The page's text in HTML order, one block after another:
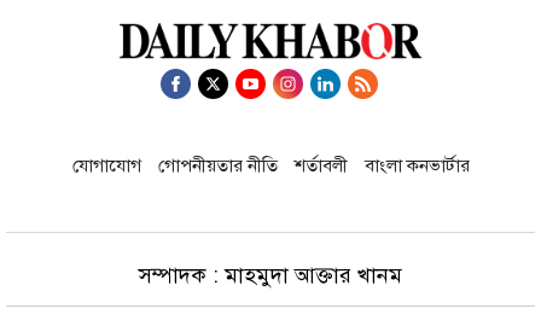
অধ্যাপক রবার্ট পেপের বিশ্লেষণ: ইরান
ইস্যুতে উত্তেজনা বাড়ানোর ফাঁদে পড়েছেন
বাংলাদেশের খেলা কখন
যোগাযোগ গোপনীয়তার নীতি শর্তাবলী বাংলা কনভার্টার
সম্পাদক : মাহমুদা আক্তার খানম